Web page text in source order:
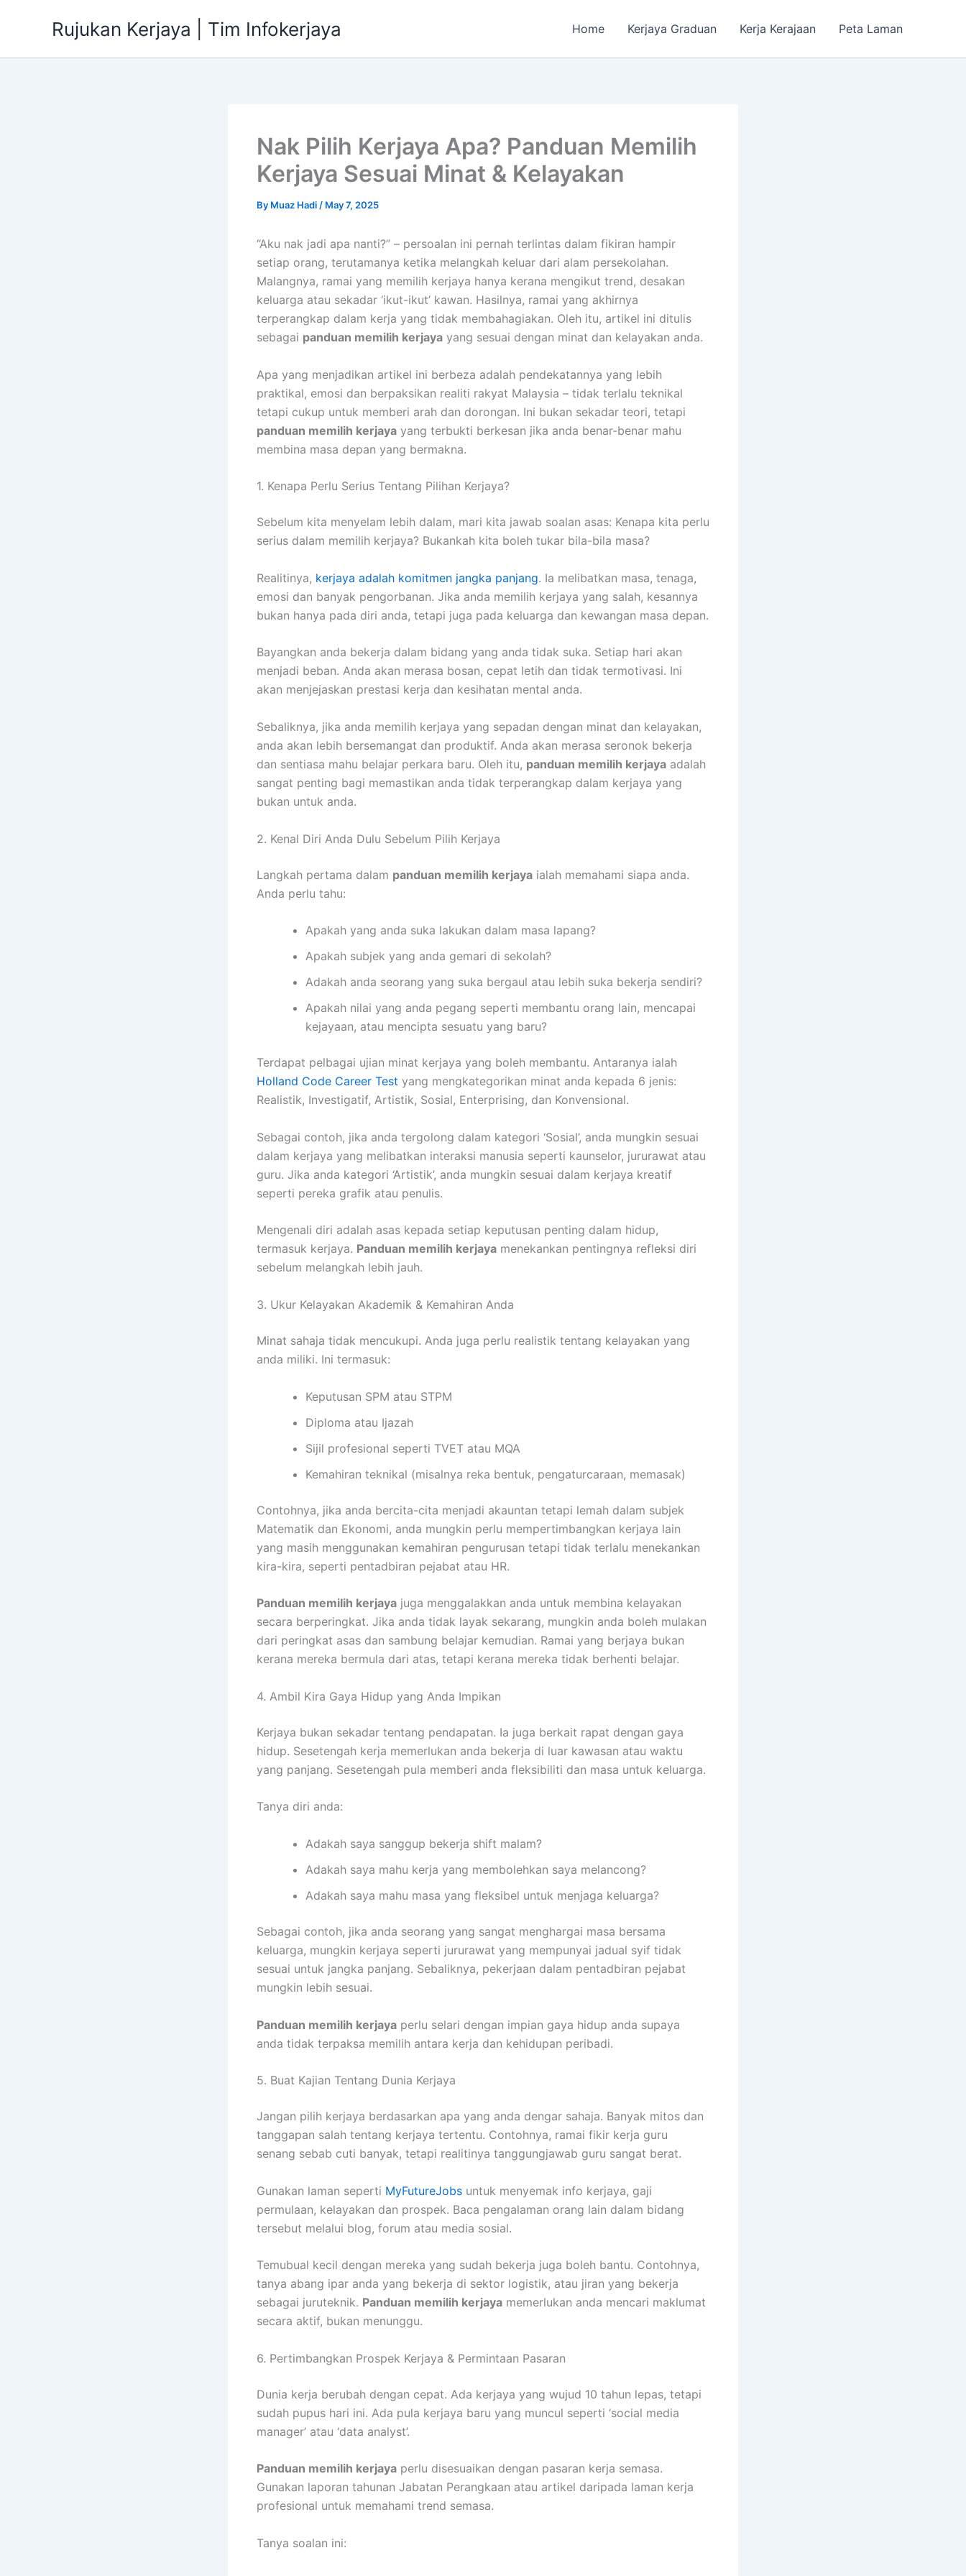
Rujukan Kerjaya | Tim Infokerjaya Home Kerjaya Graduan Kerja Kerajaan Peta Laman
Nak Pilih Kerjaya Apa? Panduan Memilih
Kerjaya Sesuai Minat & Kelayakan
By Muaz Hadi / May 7, 2025
“Aku nak jadi apa nanti?” – persoalan ini pernah terlintas dalam fikiran hampir
setiap orang, terutamanya ketika melangkah keluar dari alam persekolahan.
Malangnya, ramai yang memilih kerjaya hanya kerana mengikut trend, desakan
keluarga atau sekadar ‘ikut-ikut’ kawan. Hasilnya, ramai yang akhirnya
terperangkap dalam kerja yang tidak membahagiakan. Oleh itu, artikel ini ditulis
sebagai panduan memilih kerjaya yang sesuai dengan minat dan kelayakan anda.
Apa yang menjadikan artikel ini berbeza adalah pendekatannya yang lebih
praktikal, emosi dan berpaksikan realiti rakyat Malaysia – tidak terlalu teknikal
tetapi cukup untuk memberi arah dan dorongan. Ini bukan sekadar teori, tetapi
panduan memilih kerjaya yang terbukti berkesan jika anda benar-benar mahu
membina masa depan yang bermakna.
1. Kenapa Perlu Serius Tentang Pilihan Kerjaya?
Sebelum kita menyelam lebih dalam, mari kita jawab soalan asas: Kenapa kita perlu
serius dalam memilih kerjaya? Bukankah kita boleh tukar bila-bila masa?
Realitinya, kerjaya adalah komitmen jangka panjang. Ia melibatkan masa, tenaga,
emosi dan banyak pengorbanan. Jika anda memilih kerjaya yang salah, kesannya
bukan hanya pada diri anda, tetapi juga pada keluarga dan kewangan masa depan.
Bayangkan anda bekerja dalam bidang yang anda tidak suka. Setiap hari akan
menjadi beban. Anda akan merasa bosan, cepat letih dan tidak termotivasi. Ini
akan menjejaskan prestasi kerja dan kesihatan mental anda.
Sebaliknya, jika anda memilih kerjaya yang sepadan dengan minat dan kelayakan,
anda akan lebih bersemangat dan produktif. Anda akan merasa seronok bekerja
dan sentiasa mahu belajar perkara baru. Oleh itu, panduan memilih kerjaya adalah
sangat penting bagi memastikan anda tidak terperangkap dalam kerjaya yang
bukan untuk anda.
2. Kenal Diri Anda Dulu Sebelum Pilih Kerjaya
Langkah pertama dalam panduan memilih kerjaya ialah memahami siapa anda.
Anda perlu tahu:
Apakah yang anda suka lakukan dalam masa lapang?
Apakah subjek yang anda gemari di sekolah?
Adakah anda seorang yang suka bergaul atau lebih suka bekerja sendiri?
Apakah nilai yang anda pegang seperti membantu orang lain, mencapai
kejayaan, atau mencipta sesuatu yang baru?
Terdapat pelbagai ujian minat kerjaya yang boleh membantu. Antaranya ialah
Holland Code Career Test yang mengkategorikan minat anda kepada 6 jenis:
Realistik, Investigatif, Artistik, Sosial, Enterprising, dan Konvensional.
Sebagai contoh, jika anda tergolong dalam kategori ‘Sosial’, anda mungkin sesuai
dalam kerjaya yang melibatkan interaksi manusia seperti kaunselor, jururawat atau
guru. Jika anda kategori ‘Artistik’, anda mungkin sesuai dalam kerjaya kreatif
seperti pereka grafik atau penulis.
Mengenali diri adalah asas kepada setiap keputusan penting dalam hidup,
termasuk kerjaya. Panduan memilih kerjaya menekankan pentingnya refleksi diri
sebelum melangkah lebih jauh.
3. Ukur Kelayakan Akademik & Kemahiran Anda
Minat sahaja tidak mencukupi. Anda juga perlu realistik tentang kelayakan yang
anda miliki. Ini termasuk:
Keputusan SPM atau STPM
Diploma atau Ijazah
Sijil profesional seperti TVET atau MQA
Kemahiran teknikal (misalnya reka bentuk, pengaturcaraan, memasak)
Contohnya, jika anda bercita-cita menjadi akauntan tetapi lemah dalam subjek
Matematik dan Ekonomi, anda mungkin perlu mempertimbangkan kerjaya lain
yang masih menggunakan kemahiran pengurusan tetapi tidak terlalu menekankan
kira-kira, seperti pentadbiran pejabat atau HR.
Panduan memilih kerjaya juga menggalakkan anda untuk membina kelayakan
secara berperingkat. Jika anda tidak layak sekarang, mungkin anda boleh mulakan
dari peringkat asas dan sambung belajar kemudian. Ramai yang berjaya bukan
kerana mereka bermula dari atas, tetapi kerana mereka tidak berhenti belajar.
4. Ambil Kira Gaya Hidup yang Anda Impikan
Kerjaya bukan sekadar tentang pendapatan. Ia juga berkait rapat dengan gaya
hidup. Sesetengah kerja memerlukan anda bekerja di luar kawasan atau waktu
yang panjang. Sesetengah pula memberi anda fleksibiliti dan masa untuk keluarga.
Tanya diri anda:
Adakah saya sanggup bekerja shift malam?
Adakah saya mahu kerja yang membolehkan saya melancong?
Adakah saya mahu masa yang fleksibel untuk menjaga keluarga?
Sebagai contoh, jika anda seorang yang sangat menghargai masa bersama
keluarga, mungkin kerjaya seperti jururawat yang mempunyai jadual syif tidak
sesuai untuk jangka panjang. Sebaliknya, pekerjaan dalam pentadbiran pejabat
mungkin lebih sesuai.
Panduan memilih kerjaya perlu selari dengan impian gaya hidup anda supaya
anda tidak terpaksa memilih antara kerja dan kehidupan peribadi.
5. Buat Kajian Tentang Dunia Kerjaya
Jangan pilih kerjaya berdasarkan apa yang anda dengar sahaja. Banyak mitos dan
tanggapan salah tentang kerjaya tertentu. Contohnya, ramai fikir kerja guru
senang sebab cuti banyak, tetapi realitinya tanggungjawab guru sangat berat.
Gunakan laman seperti MyFutureJobs untuk menyemak info kerjaya, gaji
permulaan, kelayakan dan prospek. Baca pengalaman orang lain dalam bidang
tersebut melalui blog, forum atau media sosial.
Temubual kecil dengan mereka yang sudah bekerja juga boleh bantu. Contohnya,
tanya abang ipar anda yang bekerja di sektor logistik, atau jiran yang bekerja
sebagai juruteknik. Panduan memilih kerjaya memerlukan anda mencari maklumat
secara aktif, bukan menunggu.
6. Pertimbangkan Prospek Kerjaya & Permintaan Pasaran
Dunia kerja berubah dengan cepat. Ada kerjaya yang wujud 10 tahun lepas, tetapi
sudah pupus hari ini. Ada pula kerjaya baru yang muncul seperti ‘social media
manager’ atau ‘data analyst’.
Panduan memilih kerjaya perlu disesuaikan dengan pasaran kerja semasa.
Gunakan laporan tahunan Jabatan Perangkaan atau artikel daripada laman kerja
profesional untuk memahami trend semasa.
Tanya soalan ini: